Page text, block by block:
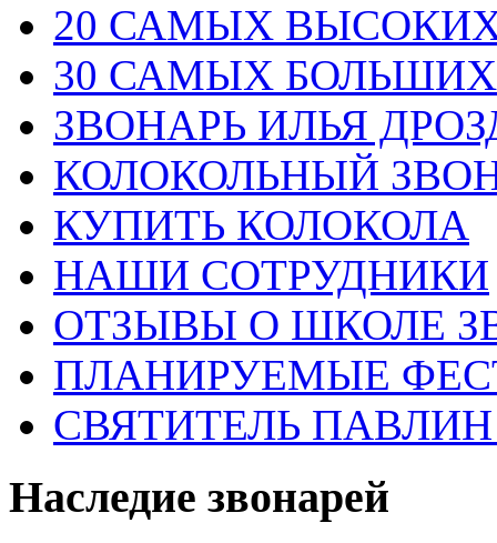
20 САМЫХ
30 САМЫХ
ЗВОНАРЬ ИЛЬЯ
КОЛОКОЛЬНЫЙ ЗВОН
КУПИТЬ КОЛОКОЛА
НАШИ СОТРУДНИКИ
ОТЗЫВЫ О ШКОЛЕ
ПЛАНИРУЕМЫЕ
СВЯТИТЕЛЬ
Наследие звонарей